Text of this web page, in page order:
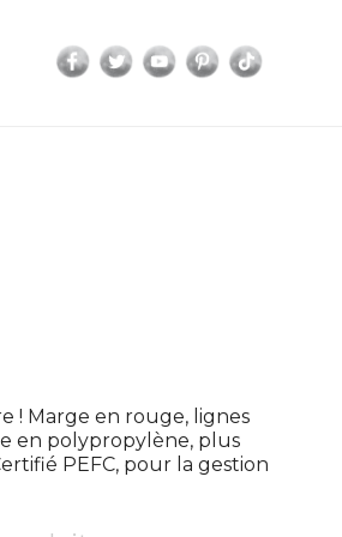
Facebook
TwitterYouTubePinterest
! Marge en rouge, lignes
en polypropylène, plus
PEFC, pour la gestion